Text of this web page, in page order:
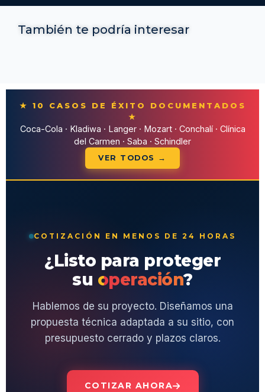
También te podría interesar
★ 10 CASOS DE ÉXITO DOCUMENTADOS
★
Coca-Cola · Kladiwa · Langer · Mozart · Conchalí · Clínica
del Carmen · Saba · Schindler
VER TODOS →
COTIZACIÓN EN MENOS DE 24 HORAS
¿Listo para proteger
su operación?
Hablemos de su proyecto. Diseñamos una
propuesta técnica adaptada a su sitio, con
presupuesto cerrado y plazos claros.
COTIZAR AHORA